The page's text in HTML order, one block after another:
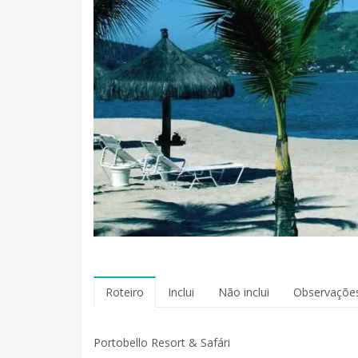
Roteiro Inclui Não inclui
Portobello Resort & Safári